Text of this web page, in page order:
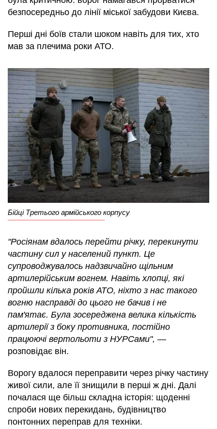
безпосередньо до лінії міської забудови Києва.
Перші дні боїв стали шоком навіть для тих, хто
мав за плечима роки АТО.
Бійці Третього армійського корпусу
"Росіянам вдалось перейти річку, перекинути
частину сил у населений пункт. Це
супроводжувалось надзвичайно щільним
артилерійським вогнем. Навіть хлопці, які
пройшли кілька років АТО, ніхто з нас такого
вогню насправді до цього не бачив і не
пам'ятає. Була зосереджена велика кількість
артилерії з боку противника, постійно
працюючі вертольоти з НУРСами", —
розповідає він.
Ворогу вдалося переправити через річку частину
живої сили, але її знищили в перші ж дні. Далі
почалася ще більш складна історія: щоденні
спроби нових перекидань, будівництво
понтонних переправ для техніки.